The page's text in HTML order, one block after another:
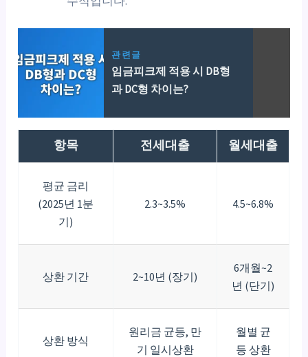
관련글
임금피크제 적용 시 DB형
과 DC형 차이는?
항목 전세대출 월세대출
평균 금리
(2025년 1분
기)
2.3~3.5% 4.5~6.8%
상환 기간 2~10년 (장기)
6개월~2
년 (단기)
상환 방식
원리금 균등, 만
기 일시상환
월별 균
등 상환